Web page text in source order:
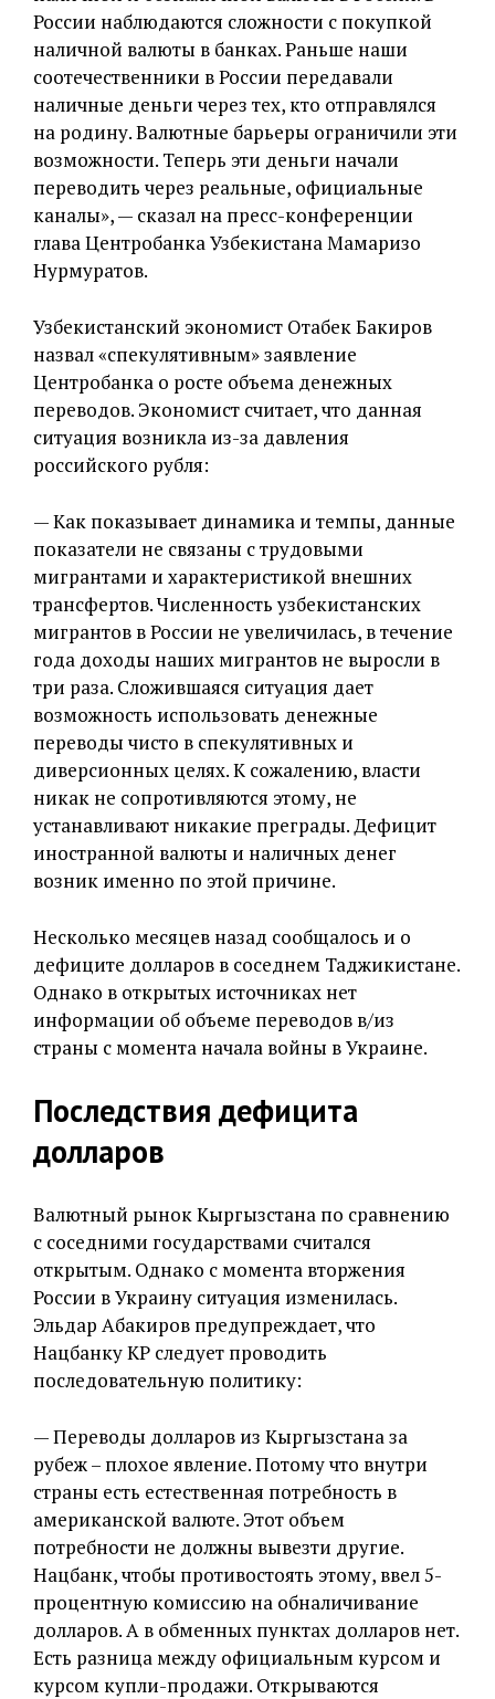
России наблюдаются сложности с покупкой
наличной валюты в банках. Раньше наши
соотечественники в России передавали
наличные деньги через тех, кто отправлялся
на родину. Валютные барьеры ограничили эти
возможности. Теперь эти деньги начали
переводить через реальные, официальные
каналы», — сказал на пресс-конференции
глава Центробанка Узбекистана Мамаризо
Нурмуратов.
Узбекистанский экономист Отабек Бакиров
назвал «спекулятивным» заявление
Центробанка о росте объема денежных
переводов. Экономист считает, что данная
ситуация возникла из-за давления
российского рубля:
— Как показывает динамика и темпы, данные
показатели не связаны с трудовыми
мигрантами и характеристикой внешних
трансфертов. Численность узбекистанских
мигрантов в России не увеличилась, в течение
года доходы наших мигрантов не выросли в
три раза. Сложившаяся ситуация дает
возможность использовать денежные
переводы чисто в спекулятивных и
диверсионных целях. К сожалению, власти
никак не сопротивляются этому, не
устанавливают никакие преграды. Дефицит
иностранной валюты и наличных денег
возник именно по этой причине.
Несколько месяцев назад сообщалось и о
дефиците долларов в соседнем Таджикистане.
Однако в открытых источниках нет
информации об объеме переводов в/из
страны с момента начала войны в Украине.
Последствия дефицита
долларов
Валютный рынок Кыргызстана по сравнению
с соседними государствами считался
открытым. Однако с момента вторжения
России в Украину ситуация изменилась.
Эльдар Абакиров предупреждает, что
Нацбанку КР следует проводить
последовательную политику:
— Переводы долларов из Кыргызстана за
рубеж – плохое явление. Потому что внутри
страны есть естественная потребность в
американской валюте. Этот объем
потребности не должны вывезти другие.
Нацбанк, чтобы противостоять этому, ввел 5-
процентную комиссию на обналичивание
долларов. А в обменных пунктах долларов нет.
Есть разница между официальным курсом и
курсом купли-продажи. Открываются